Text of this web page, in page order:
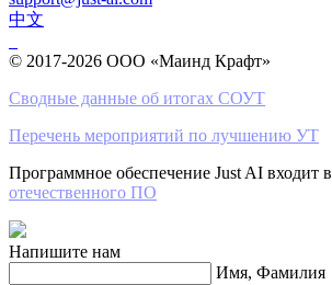
中文
© 2017-2026 ООО «Маинд Крафт»
Сводные данные об итогах СОУТ
Перечень мероприятий по лучшению УТ
Программное обеспечение Just AI входит в
отечественного ПО
Напишите нам
Имя, Фамилия